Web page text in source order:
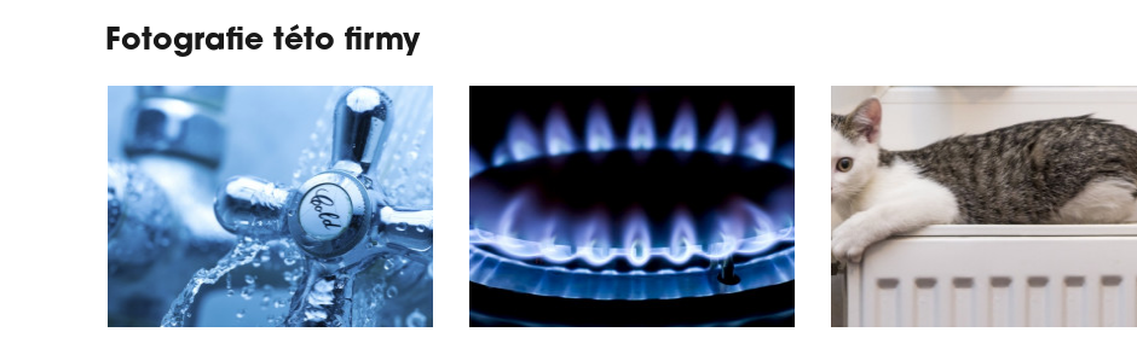
Fotografie této firmy